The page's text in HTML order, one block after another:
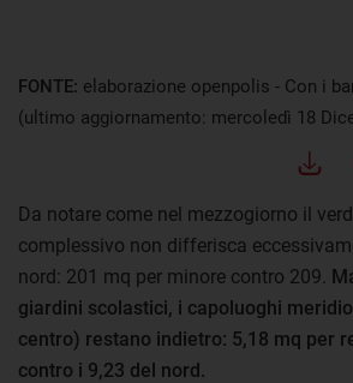
FONTE: elaborazione openpolis - Con i
(ultimo aggiornamento: mercoledì 18
Da notare come nel mezzogiorno il
complessivo non differisca
nord: 201 mq per minore contro 209.
giardini scolastici, i capoluoghi
centro) restano indietro: 5,18 mq per
contro i 9,23 del nord.